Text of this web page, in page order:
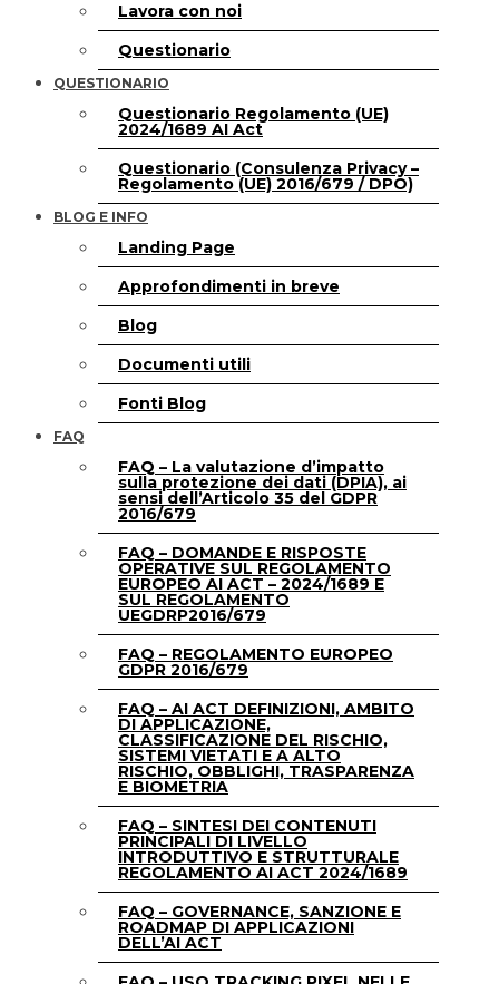
Lavora con noi
Questionario
QUESTIONARIO
Questionario Regolamento (UE)
2024/1689 AI Act
Questionario (Consulenza Privacy –
Regolamento (UE) 2016/679 / DPO)
BLOG E INFO
Landing Page
Approfondimenti in breve
Blog
Documenti utili
Fonti Blog
FAQ
FAQ – La valutazione d’impatto
sulla protezione dei dati (DPIA), ai
sensi dell’Articolo 35 del GDPR
2016/679
FAQ – DOMANDE E RISPOSTE
OPERATIVE SUL REGOLAMENTO
EUROPEO AI ACT – 2024/1689 E
SUL REGOLAMENTO
UEGDRP2016/679
FAQ – REGOLAMENTO EUROPEO
GDPR 2016/679
FAQ – AI ACT DEFINIZIONI, AMBITO
DI APPLICAZIONE,
CLASSIFICAZIONE DEL RISCHIO,
SISTEMI VIETATI E A ALTO
RISCHIO, OBBLIGHI, TRASPARENZA
E BIOMETRIA
FAQ – SINTESI DEI CONTENUTI
PRINCIPALI DI LIVELLO
INTRODUTTIVO E STRUTTURALE
REGOLAMENTO AI ACT 2024/1689
FAQ – GOVERNANCE, SANZIONE E
ROADMAP DI APPLICAZIONI
DELL’AI ACT